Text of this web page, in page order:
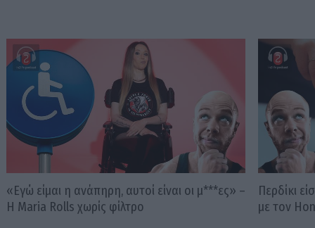
«Εγώ είμαι η ανάπηρη, αυτοί είναι οι μ***ες» –
Η Maria Rolls χωρίς φίλτρο
Περδίκι
με τον